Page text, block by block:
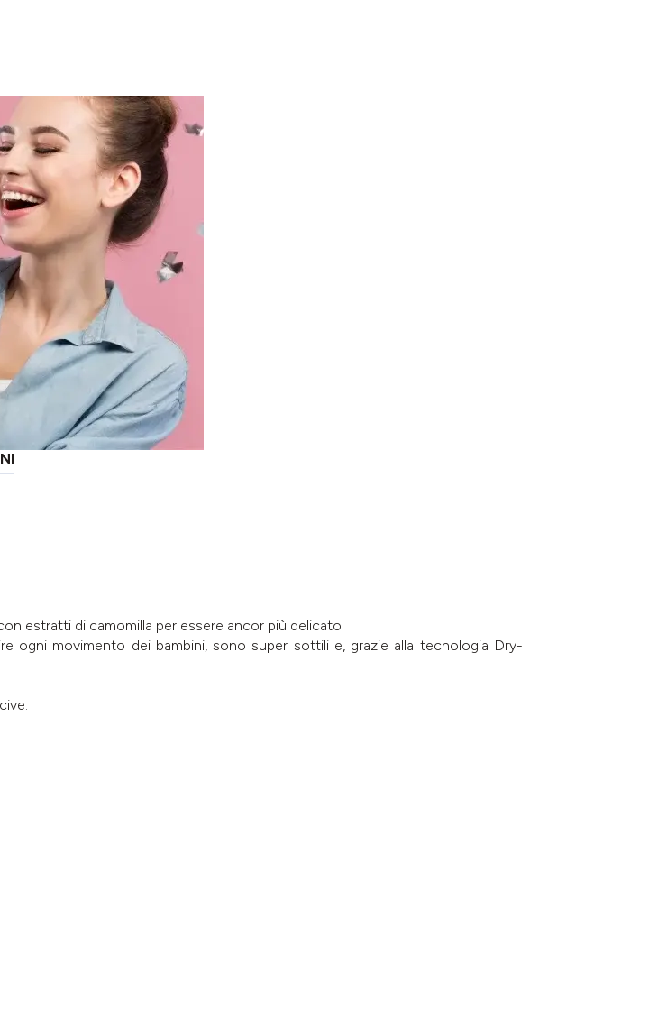
estratti di camomilla per essere ancor più delicato.
ogni movimento dei bambini, sono super sottili e, grazie alla tecnologia Dry-